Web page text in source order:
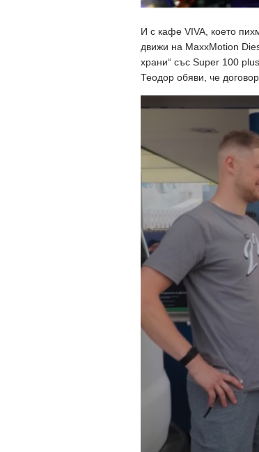
И с кафе VIVA, което
движи на MaxxMotion
храни“ със Super 100
Теодор обяви, че